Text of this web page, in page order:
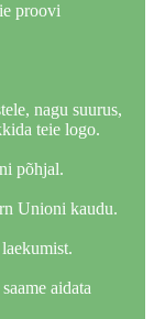
proovi
nagu suurus,
teie logo.
põhjal.
Unioni kaudu.
aidata